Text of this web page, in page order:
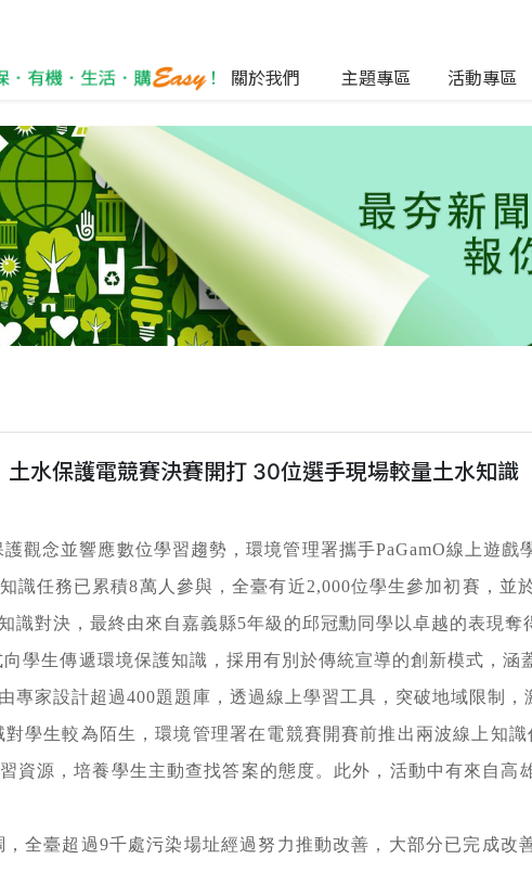
關於我們 主題專區 活動專區
土水保護電競賽決賽開打 30位選手現場較量土水知識
觀念並響應數位學習趨勢，環境管理署攜手PaGamO線上遊
識任務已累積8萬人參與，全臺有近2,000位學生參加初賽，並
識對決，最終由來自嘉義縣5年級的邱冠勳同學以卓越的表現奪
學生傳遞環境保護知識，採用有別於傳統宣導的創新模式，涵
專家設計超過400題題庫，透過線上學習工具，突破地域限制，
學生較為陌生，環境管理署在電競賽開賽前推出兩波線上知
資源，培養學生主動查找答案的態度。此外，活動中有來自高
全臺超過9千處污染場址經過努力推動改善，大部分已完成改